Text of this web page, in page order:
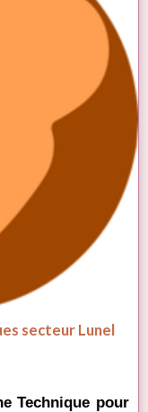
secteur Lunel
Technique pour